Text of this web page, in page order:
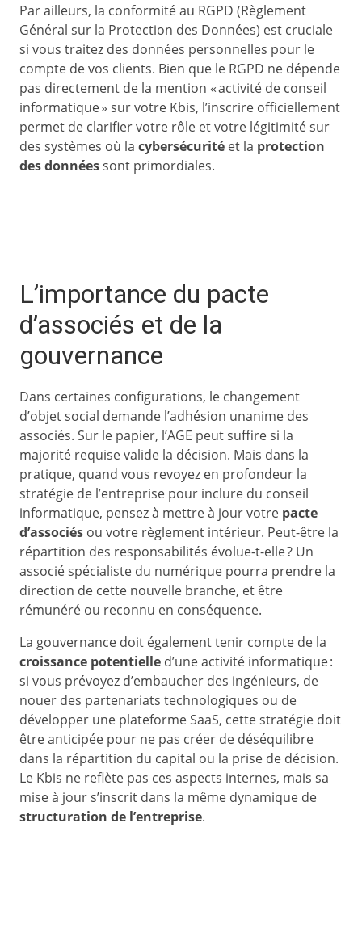
Par ailleurs, la conformité au RGPD (Règlement
Général sur la Protection des Données) est cruciale
si vous traitez des données personnelles pour le
compte de vos clients. Bien que le RGPD ne dépende
pas directement de la mention « activité de conseil
informatique » sur votre Kbis, l’inscrire officiellement
permet de clarifier votre rôle et votre légitimité sur
des systèmes où la cybersécurité et la protection
des donnéessont primordiales.
L’importance du pacte
d’associés et de la
gouvernance
Dans certaines configurations, le changement
d’objet social demande l’adhésion unanime des
associés. Sur le papier, l’AGE peut suffire si la
majorité requise valide la décision. Mais dans la
pratique, quand vous revoyez en profondeur la
stratégie de l’entreprise pour inclure du conseil
informatique, pensez à mettre à jour votre pacte
d’associés ou votre règlement intérieur. Peut-être la
répartition des responsabilités évolue-t-elle ? Un
associé spécialiste du numérique pourra prendre la
direction de cette nouvelle branche, et être
rémunéré ou reconnu en conséquence.
La gouvernance doit également tenir compte de la
croissance potentielle d’une activité informatique :
si vous prévoyez d’embaucher des ingénieurs, de
nouer des partenariats technologiques ou de
développer une plateforme SaaS, cette stratégie doit
être anticipée pour ne pas créer de déséquilibre
dans la répartition du capital ou la prise de décision.
Le Kbis ne reflète pas ces aspects internes, mais sa
mise à jour s’inscrit dans la même dynamique de
structuration de l’entreprise.